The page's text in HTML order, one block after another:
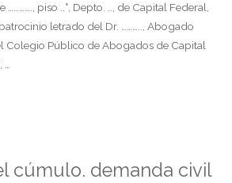
piso ..°, Depto. .., de Capital Federal,
letrado del Dr. ……….., Abogado
Colegio Público de Abogados de Capital
…
cúmulo. demanda civil